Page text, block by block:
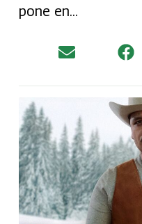
pone en...